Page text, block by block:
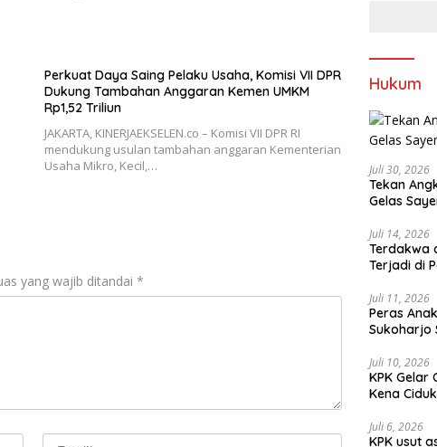
Perkuat Daya Saing Pelaku Usaha, Komisi VII DPR
Dukung Tambahan Anggaran Kemen UMKM
Rp1,52 Triliun
JAKARTA, KINERJAEKSELEN.co – Komisi VII DPR RI
mendukung usulan tambahan anggaran Kementerian
Usaha Mikro, Kecil,…
yang wajib ditandai *
Hukum
Juli 30, 2026
Tekan
Gelas
Juli 14, 2026
Terdakwa
Terjadi di
Juli 11, 2026
Peras
Sukoharjo
Juli 10, 2026
KPK Gelar
Kena Ciduk
Juli 6, 2026
KPK usut